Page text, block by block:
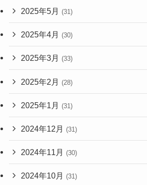
2025年5月 (31)
2025年4月 (30)
2025年3月 (33)
2025年2月 (28)
2025年1月 (31)
2024年12月 (31)
2024年11月 (30)
2024年10月 (31)